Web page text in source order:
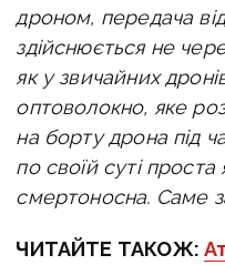
дроном, передача
здійснюється не
як у звичайних
оптоволокно, яке
на борту дрона під
по своїй суті
смертоносна. Саме
ЧИТАЙТЕ ТАКОЖ: